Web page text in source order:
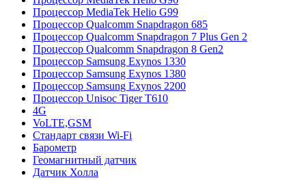
Процессор MediaTek Helio G99
Процессор Qualcomm Snapdragon 685
Процессор Qualcomm Snapdragon 7 Plus Gen 2
Процессор Qualcomm Snapdragon 8 Gen2
Процессор Samsung Exynos 1330
Процессор Samsung Exynos 1380
Процессор Samsung Exynos 2200
Процессор Unisoc Tiger T610
4G
VoLTE,GSM
Cтандарт связи Wi-Fi
Барометр
Геомагнитный датчик
Датчик Холла